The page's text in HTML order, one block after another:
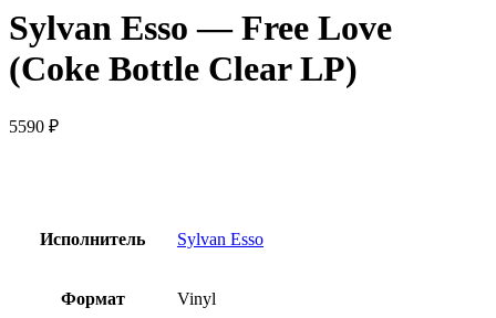
Sylvan Esso — Free Love
(Coke Bottle Clear LP)
5590 ₽
Исполнитель Sylvan Esso
Формат Vinyl